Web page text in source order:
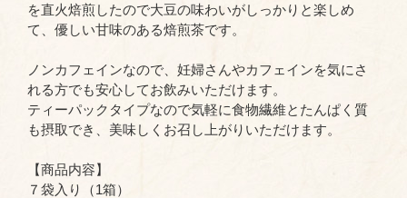
を直火焙煎したので大豆の味わいがしっかりと楽しめ
て、優しい甘味のある焙煎茶です。
ノンカフェインなので、妊婦さんやカフェインを気にさ
れる方でも安心してお飲みいただけます。
ティーパックタイプなので気軽に食物繊維とたんぱく質
も摂取でき、美味しくお召し上がりいただけます。
【商品内容】
７袋入り（1箱）